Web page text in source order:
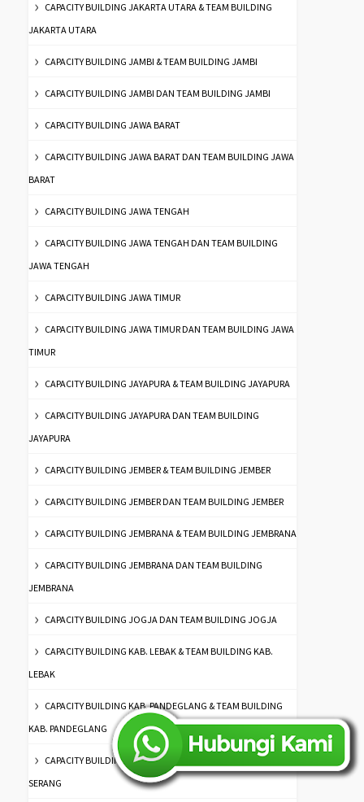
CAPACITY BUILDING JAKARTA UTARA & TEAM BUILDING
JAKARTA UTARA
CAPACITY BUILDING JAMBI & TEAM BUILDING JAMBI
CAPACITY BUILDING JAMBI DAN TEAM BUILDING JAMBI
CAPACITY BUILDING JAWA BARAT
CAPACITY BUILDING JAWA BARAT DAN TEAM BUILDING JAWA
BARAT
CAPACITY BUILDING JAWA TENGAH
CAPACITY BUILDING JAWA TENGAH DAN TEAM BUILDING
JAWA TENGAH
CAPACITY BUILDING JAWA TIMUR
CAPACITY BUILDING JAWA TIMUR DAN TEAM BUILDING JAWA
TIMUR
CAPACITY BUILDING JAYAPURA & TEAM BUILDING JAYAPURA
CAPACITY BUILDING JAYAPURA DAN TEAM BUILDING
JAYAPURA
CAPACITY BUILDING JEMBER & TEAM BUILDING JEMBER
CAPACITY BUILDING JEMBER DAN TEAM BUILDING JEMBER
CAPACITY BUILDING JEMBRANA & TEAM BUILDING JEMBRANA
CAPACITY BUILDING JEMBRANA DAN TEAM BUILDING
JEMBRANA
CAPACITY BUILDING JOGJA DAN TEAM BUILDING JOGJA
CAPACITY BUILDING KAB. LEBAK & TEAM BUILDING KAB.
LEBAK
CAPACITY BUILDING KAB. PANDEGLANG & TEAM BUILDING
KAB. PANDEGLANG
CAPACITY BUILDING KAB. SERANG & TEAM BUILDING KAB.
SERANG